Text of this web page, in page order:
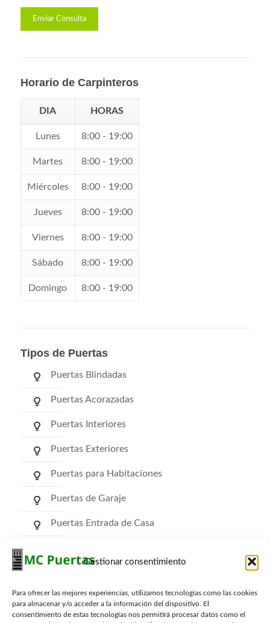
Gestionar consentimiento
Para ofrecer las mejores experiencias, utilizamos tecnologías como las cookies
para almacenar y/o acceder a la información del dispositivo. El
consentimiento de estas tecnologías nos permitirá procesar datos como el
Horario de Carpinteros
DIA HORAS
Lunes 8:00 - 19:00
Martes 8:00 - 19:00
Miércoles 8:00 - 19:00
Jueves 8:00 - 19:00
Viernes 8:00 - 19:00
Sábado 8:00 - 19:00
Domingo 8:00 - 19:00
Tipos de Puertas
Puertas Blindadas
Puertas Acorazadas
Puertas Interiores
Puertas Exteriores
Puertas para Habitaciones
Puertas de Garaje
Puertas Entrada de Casa
Puertas Trasteros